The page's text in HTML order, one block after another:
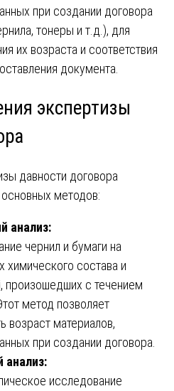
при создании договора
тонеры и т.д.), для
их возраста и соответствия
документа.
экспертизы
давности договора
методов:
анализ:
чернил и бумаги на
химического состава и
произошедших с течением
метод позволяет
возраст материалов,
при создании договора.
анализ:
исследование